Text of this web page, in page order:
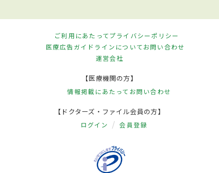
ご利用にあたってプライバシーポリシー
医療広告ガイドラインについてお問い合わせ
運営会社
【医療機関の方】
情報掲載にあたって お問い合わせ
【ドクターズ・ファイル会員の方】
ログイン 会員登録